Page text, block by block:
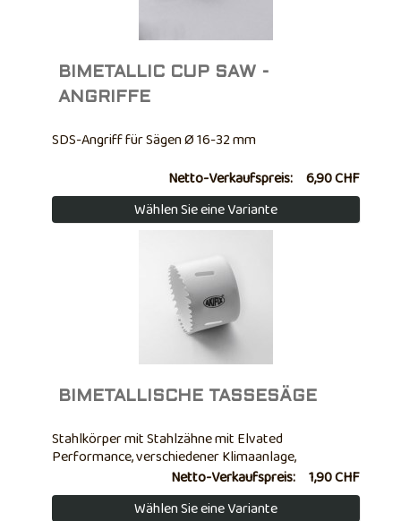
BIMETALLIC CUP SAW -
ANGRIFFE
SDS-Angriff für Sägen Ø 16-32 mm
Netto-Verkaufspreis: 6,90 CHF
Wählen Sie eine Variante
BIMETALLISCHE TASSESÄGE
Stahlkörper mit Stahlzähne mit Elvated
Performance, verschiedener Klimaanlage,
Laserschweißen. Gipsplatten, Aluminium, süßer
Stahl, Lega durchbohren Licht, Holz usw.
Netto-Verkaufspreis: 1,90 CHF
Wählen Sie eine Variante